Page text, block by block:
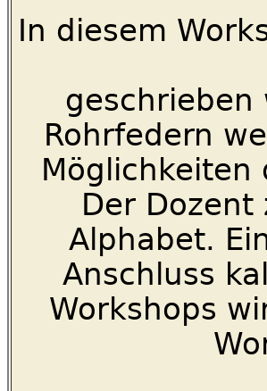
In diesem
geschrieben
Rohrfedern
Möglichkeiten
Der
Alphabet.
Anschluss
Workshops